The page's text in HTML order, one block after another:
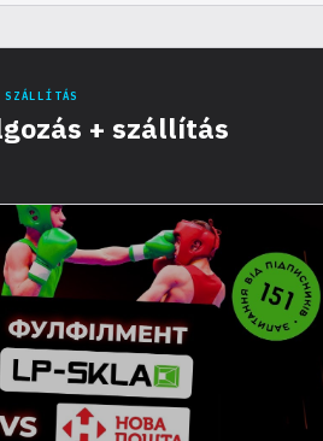
SZÁLLÍTÁS
+ szállítás